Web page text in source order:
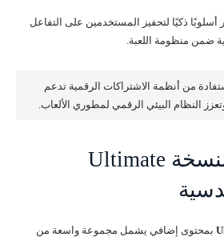
أسلوبًا ذكيًا لتحفيز المستخدمين على التفاعل
ضمن منظومة اللعبة.
من أنظمة الاشتراكات الرقمية تدعم
النظام البيئي الرقمي لمطوري الألعاب.
🔧 محتويات النسخة Ultimate
بمحتوى إضافي يشمل مجموعة واسعة من